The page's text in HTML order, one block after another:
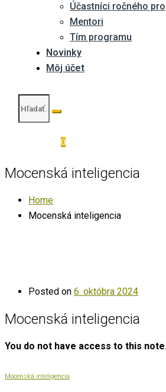
Účastníci ročného
Mentori
Tím programu
Novinky
Môj účet
0
Mocenská inteligencia
Home
Mocenská inteligencia
Posted on 6. októbra 2024
Mocenská inteligencia
You do not have access to this note.
Mocenská inteligencia